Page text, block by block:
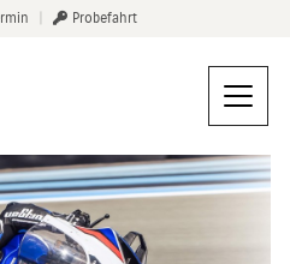
Probefahrt